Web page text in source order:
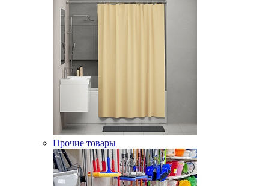
Прочие товары